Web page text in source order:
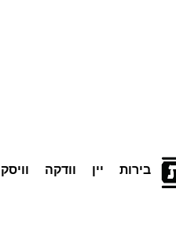
בירות יין וודקה